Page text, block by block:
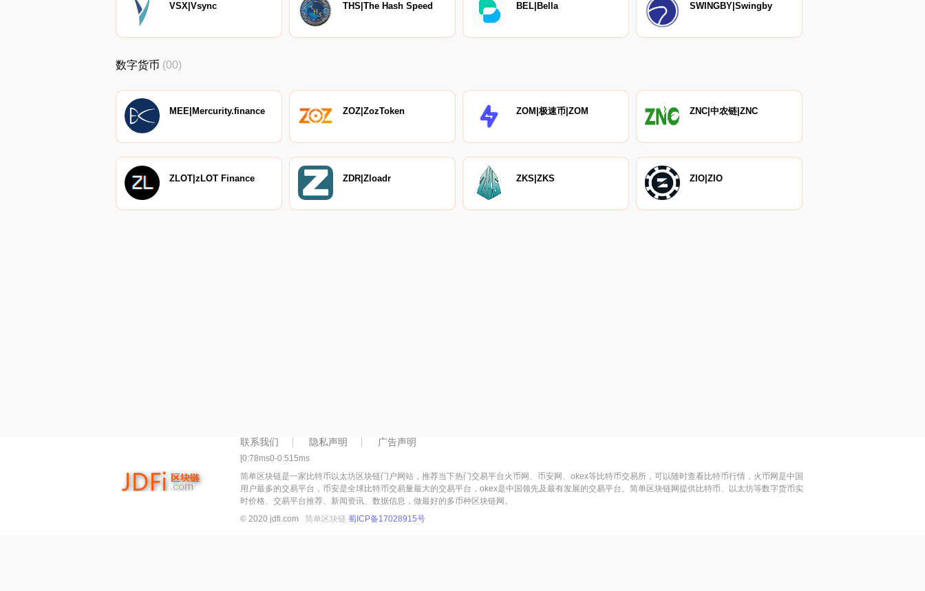
VSX|Vsync THS|The Hash Speed BEL|Bella SWINGBY|Swingby
数字货币 (00)
MEE|Mercurity.finance ZOZ|ZozToken ZOM|极速币|ZOM ZNC|中农链|ZNC
ZLOT|zLOT Finance ZDR|Zloadr ZKS|ZKS ZIO|ZIO
联系我们 隐私声明 广告声明
[0:78ms0-0:515ms
简单区块链是一家比特币以太坊区块链门户网站，推荐当下热门交易平台火币网、币安网、okex等比特币交易所，可以随时查看比特币行情，火币网是中国
用户最多的交易平台，币安是全球比特币交易量最大的交易平台，okex是中国领先及最有发展的交易平台。简单区块链网提供比特币、以太坊等数字货币实
时价格、交易平台推荐、新闻资讯、数据信息，做最好的多币种区块链网。
© 2020 jdfi.com简单区块链 蜀ICP备17028915号